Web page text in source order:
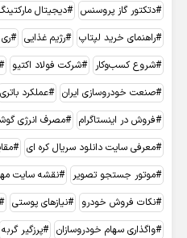
دتکتور گاز پروسنس
دیجیتال
راهنمای خرید لپتاپ
رژیم غذایی ری
شروع کسب‌وکار
شرکت فولاد اکتیو
صنعت خودروسازی ایران
عملکرد باتری
فروش در اینستاگرام
مصرف انرژی
معرفی سایت دانلود سریال کره ای
موتور جستجو تصویر
نقشه سایت
نکات فروش خودرو
نیازهای پوستی
واگذاری سهام خودروسازان
پرزگیر گربه